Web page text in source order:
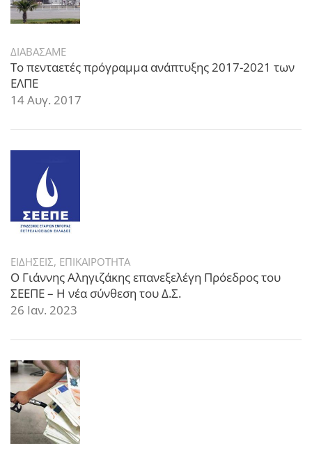
ΔΙΑΒΑΣΑΜΕ
Το πενταετές πρόγραμμα ανάπτυξης 2017-2021 των
ΕΛΠΕ
14 Αυγ. 2017
ΕΙΔΗΣΕΙΣ, ΕΠΙΚΑΙΡΟΤΗΤΑ
Ο Γιάννης Αληγιζάκης επανεξελέγη Πρόεδρος του
ΣΕΕΠΕ – Η νέα σύνθεση του Δ.Σ.
26 Ιαν. 2023